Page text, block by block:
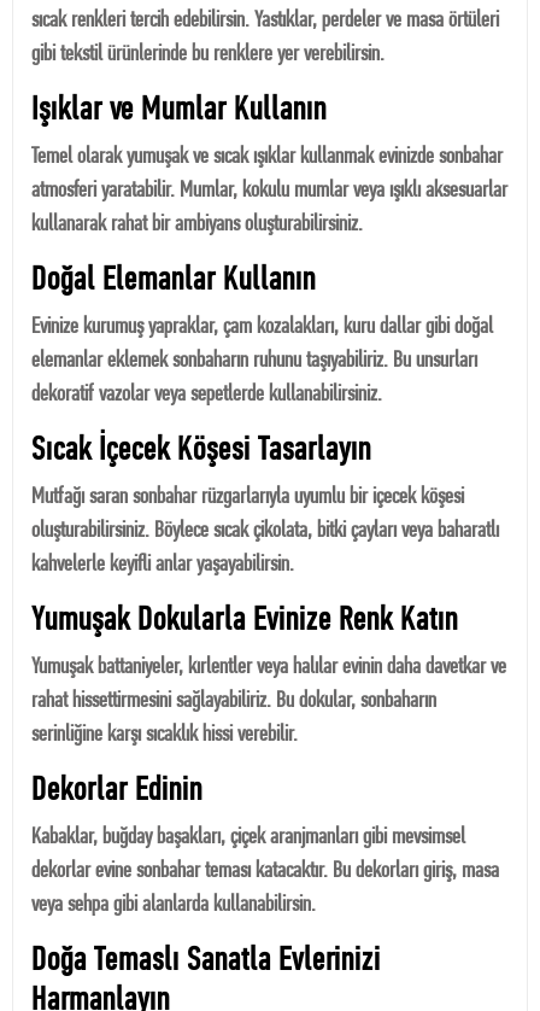
sıcak renkleri tercih edebilirsin. Yastıklar, perdeler ve masa örtüleri
gibi tekstil ürünlerinde bu renklere yer verebilirsin.
Işıklar ve Mumlar Kullanın
Temel olarak yumuşak ve sıcak ışıklar kullanmak evinizde sonbahar
atmosferi yaratabilir. Mumlar, kokulu mumlar veya ışıklı aksesuarlar
kullanarak rahat bir ambiyans oluşturabilirsiniz.
Doğal Elemanlar Kullanın
Evinize kurumuş yapraklar, çam kozalakları, kuru dallar gibi doğal
elemanlar eklemek sonbaharın ruhunu taşıyabiliriz. Bu unsurları
dekoratif vazolar veya sepetlerde kullanabilirsiniz.
Sıcak İçecek Köşesi Tasarlayın
Mutfağı saran sonbahar rüzgarlarıyla uyumlu bir içecek köşesi
oluşturabilirsiniz. Böylece sıcak çikolata, bitki çayları veya baharatlı
kahvelerle keyifli anlar yaşayabilirsin.
Yumuşak Dokularla Evinize Renk Katın
Yumuşak battaniyeler, kırlentler veya halılar evinin daha davetkar ve
rahat hissettirmesini sağlayabiliriz. Bu dokular, sonbaharın
serinliğine karşı sıcaklık hissi verebilir.
Dekorlar Edinin
Kabaklar, buğday başakları, çiçek aranjmanları gibi mevsimsel
dekorlar evine sonbahar teması katacaktır. Bu dekorları giriş, masa
veya sehpa gibi alanlarda kullanabilirsin.
Doğa Temaslı Sanatla Evlerinizi
Harmanlayın